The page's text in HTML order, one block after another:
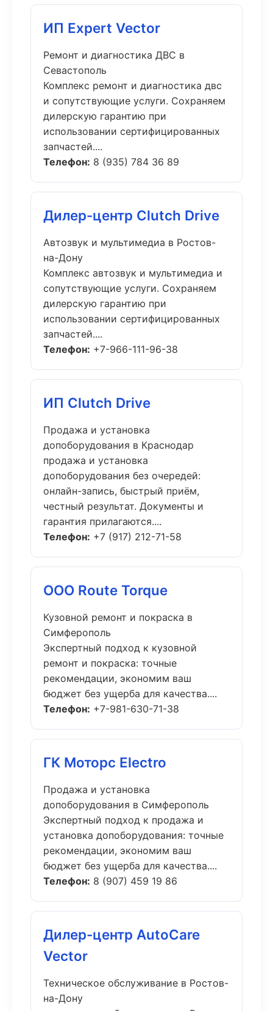
ИП Expert Vector
Ремонт и диагностика ДВС в
Севастополь
Комплекс ремонт и диагностика двс
и сопутствующие услуги. Сохраняем
дилерскую гарантию при
использовании сертифицированных
запчастей....
Телефон: 8 (935) 784 36 89
Дилер-центр Clutch Drive
Автозвук и мультимедиа в Ростов-
на-Дону
Комплекс автозвук и мультимедиа и
сопутствующие услуги. Сохраняем
дилерскую гарантию при
использовании сертифицированных
запчастей....
Телефон: +7-966-111-96-38
ИП Clutch Drive
Продажа и установка
допоборудования в Краснодар
продажа и установка
допоборудования без очередей:
онлайн-запись, быстрый приём,
честный результат. Документы и
гарантия прилагаются....
Телефон: +7 (917) 212-71-58
ООО Route Torque
Кузовной ремонт и покраска в
Симферополь
Экспертный подход к кузовной
ремонт и покраска: точные
рекомендации, экономим ваш
бюджет без ущерба для качества....
Телефон: +7-981-630-71-38
ГК Моторс Electro
Продажа и установка
допоборудования в Симферополь
Экспертный подход к продажа и
установка допоборудования: точные
рекомендации, экономим ваш
бюджет без ущерба для качества....
Телефон: 8 (907) 459 19 86
Дилер-центр AutoCare
Vector
Техническое обслуживание в Ростов-
на-Дону